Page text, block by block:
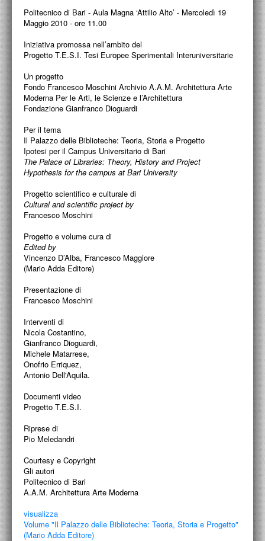
MOSTRE
ARTISTI
LABORATORI DI PROGETTAZIONE
PROGETTI D'OPERA
PROGETTI CULTURALI
PROGETTO T.E.S.I.
Politecnico di Bari - Aula Magna ‘Attilio Alto’ - Mercoledì 19
Maggio 2010 - ore 11.00
Iniziativa promossa nell’ambito del
Progetto T.E.S.I. Tesi Europee Sperimentali Interuniversitarie
Un progetto
Fondo Francesco Moschini Archivio A.A.M. Architettura Arte
Moderna Per le Arti, le Scienze e l’Architettura
Fondazione Gianfranco Dioguardi
Per il tema
Il Palazzo delle Biblioteche: Teoria, Storia e Progetto
Ipotesi per il Campus Universitario di Bari
The Palace of Libraries: Theory, History and Project
Hypothesis for the campus at Bari University
Progetto scientifico e culturale di
Cultural and scientific project by
Francesco Moschini
Progetto e volume cura di
Edited by
Vincenzo D’Alba, Francesco Maggiore
(Mario Adda Editore)
Presentazione di
Francesco Moschini
Interventi di
Nicola Costantino,
Gianfranco Dioguardi,
Michele Matarrese,
Onofrio Erriquez,
Antonio Dell'Aquila.
Documenti video
Progetto T.E.S.I.
Riprese di
Pio Meledandri
Courtesy e Copyright
Gli autori
Politecnico di Bari
A.A.M. Architettura Arte Moderna
visualizza
Volume "Il Palazzo delle Biblioteche: Teoria, Storia e Progetto"
(Mario Adda Editore)